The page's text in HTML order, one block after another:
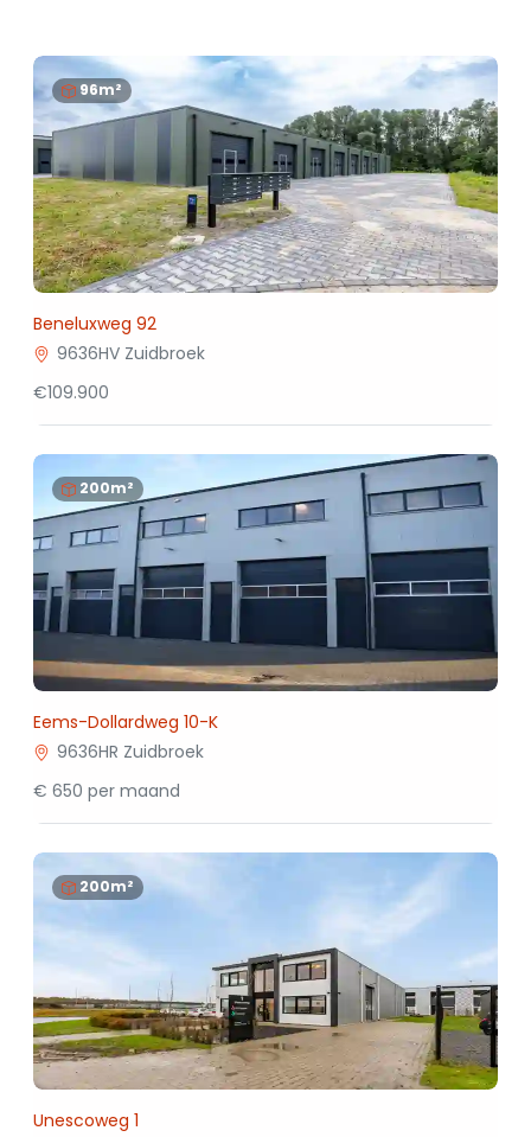
96m²
Beneluxweg 92
9636HV Zuidbroek
€109.900
200m²
Eems-Dollardweg 10-K
9636HR Zuidbroek
€ 650 per maand
200m²
Unescoweg 1